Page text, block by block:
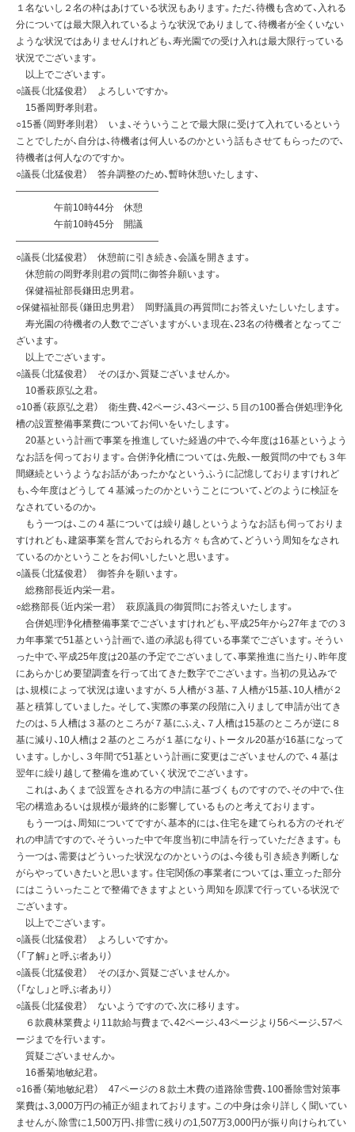
１名ないし２名の枠はあけている状況もあります。ただ、待機も含めて、入れる
分については最大限入れているような状況でありまして、待機者が全くいない
ような状況ではありませんけれども、寿光園での受け入れは最大限行っている
状況でございます。
以上でございます。
○議長（北猛俊君） よろしいですか。
15番岡野孝則君。
○15番（岡野孝則君） いま、そういうことで最大限に受けて入れているという
ことでしたが、自分は、待機者は何人いるのかという話もさせてもらったので、
待機者は何人なのですか。
○議長（北猛俊君） 答弁調整のため、暫時休憩いたします、
———————————————
午前10時44分 休憩
午前10時45分 開議
———————————————
○議長（北猛俊君） 休憩前に引き続き、会議を開きます。
休憩前の岡野孝則君の質問に御答弁願います。
保健福祉部長鎌田忠男君。
○保健福祉部長（鎌田忠男君） 岡野議員の再質問にお答えいたしいたします。
寿光園の待機者の人数でございますが、いま現在、23名の待機者となってご
ざいます。
以上でございます。
○議長（北猛俊君） そのほか、質疑ございませんか。
10番萩原弘之君。
○10番（萩原弘之君） 衛生費、42ページ、43ページ、５目の100番合併処理浄化
槽の設置整備事業費についてお伺いをいたします。
20基という計画で事業を推進していた経過の中で、今年度は16基というよう
なお話を伺っております。合併浄化槽については、先般、一般質問の中でも３年
間継続というようなお話があったかなというふうに記憶しておりますけれど
も、今年度はどうして４基減ったのかということについて、どのように検証を
なされているのか。
もう一つは、この４基については繰り越しというようなお話も伺っておりま
すけれども、建築事業を営んでおられる方々も含めて、どういう周知をなされ
ているのかということをお伺いしたいと思います。
○議長（北猛俊君） 御答弁を願います。
総務部長近内栄一君。
○総務部長（近内栄一君） 萩原議員の御質問にお答えいたします。
合併処理浄化槽整備事業でございますけれども、平成25年から27年までの３
カ年事業で51基という計画で、道の承認も得ている事業でございます。そうい
った中で、平成25年度は20基の予定でございまして、事業推進に当たり、昨年度
にあらかじめ要望調査を行って出てきた数字でございます。当初の見込みで
は、規模によって状況は違いますが、５人槽が３基、７人槽が15基、10人槽が２
基と積算していました。そして、実際の事業の段階に入りまして申請が出てき
たのは、５人槽は３基のところが７基にふえ、７人槽は15基のところが逆に８
基に減り、10人槽は２基のところが１基になり、トータル20基が16基になって
います。しかし、３年間で51基という計画に変更はございませんので、４基は
翌年に繰り越して整備を進めていく状況でございます。
これは、あくまで設置をされる方の申請に基づくものですので、その中で、住
宅の構造あるいは規模が最終的に影響しているものと考えております。
もう一つは、周知についてですが、基本的には、住宅を建てられる方のそれぞ
れの申請ですので、そういった中で年度当初に申請を行っていただきます。も
う一つは、需要はどういった状況なのかというのは、今後も引き続き判断しな
がらやっていきたいと思います。住宅関係の事業者については、重立った部分
にはこういったことで整備できますよという周知を原課で行っている状況で
ございます。
以上でございます。
○議長（北猛俊君） よろしいですか。
（「了解」と呼ぶ者あり）
○議長（北猛俊君） そのほか、質疑ございませんか。
（「なし」と呼ぶ者あり）
○議長（北猛俊君） ないようですので、次に移ります。
６款農林業費より11款給与費まで、42ページ、43ページより56ページ、57ペ
ージまでを行います。
質疑ございませんか。
16番菊地敏紀君。
○16番（菊地敏紀君） 47ページの８款土木費の道路除雪費、100番除雪対策事
業費は、3,000万円の補正が組まれております。この中身は余り詳しく聞いてい
ませんが、除雪に1,500万円、排雪に残りの1,507万3,000円が振り向けられてい